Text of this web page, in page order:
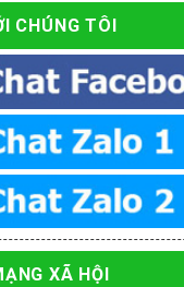
CHÚNG TÔI
XÃ HỘI